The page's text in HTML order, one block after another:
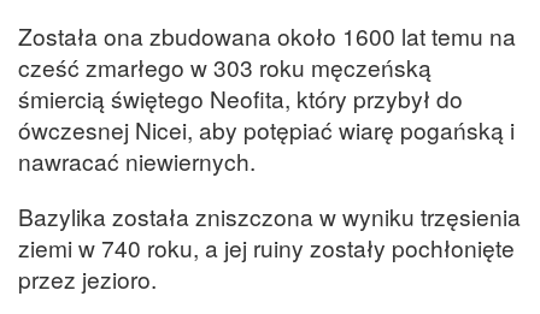
Została ona zbudowana około 1600 lat temu na
cześć zmarłego w 303 roku męczeńską
śmiercią świętego Neofita, który przybył do
ówczesnej Nicei, aby potępiać wiarę pogańską i
nawracać niewiernych.
Bazylika została zniszczona w wyniku trzęsienia
ziemi w 740 roku, a jej ruiny zostały pochłonięte
przez jezioro.